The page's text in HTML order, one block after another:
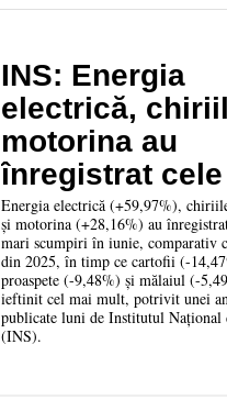
INS: Energia
electrică,
motorina au
înregistrat
mari scumpiri
iunie
Energia electrică (+59,97%),
și motorina (+28,16%) au
mari scumpiri în iunie, comparativ
din 2025, în timp ce cartofii (-
proaspete (-9,48%) și mălaiul (-
ieftinit cel mai mult, potrivit unei
publicate luni de Institutul Național
(INS).